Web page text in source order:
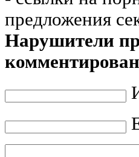
предложения
Нарушители